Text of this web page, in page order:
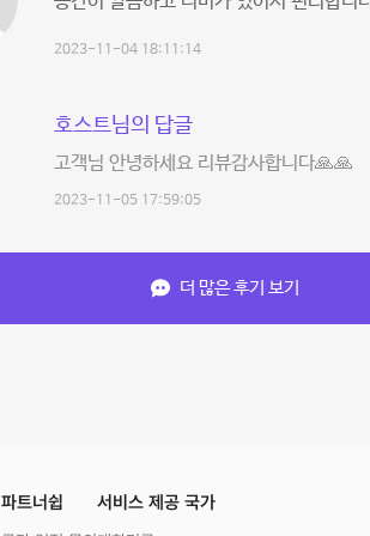
2023-11-04 18:11:14
호스트님의 답글
고객님 안녕하세요 리뷰감사합니다🙏🙏
2023-11-05 17:59:05
더 많은 후기 보기
파트너쉽 서비스 제공 국가